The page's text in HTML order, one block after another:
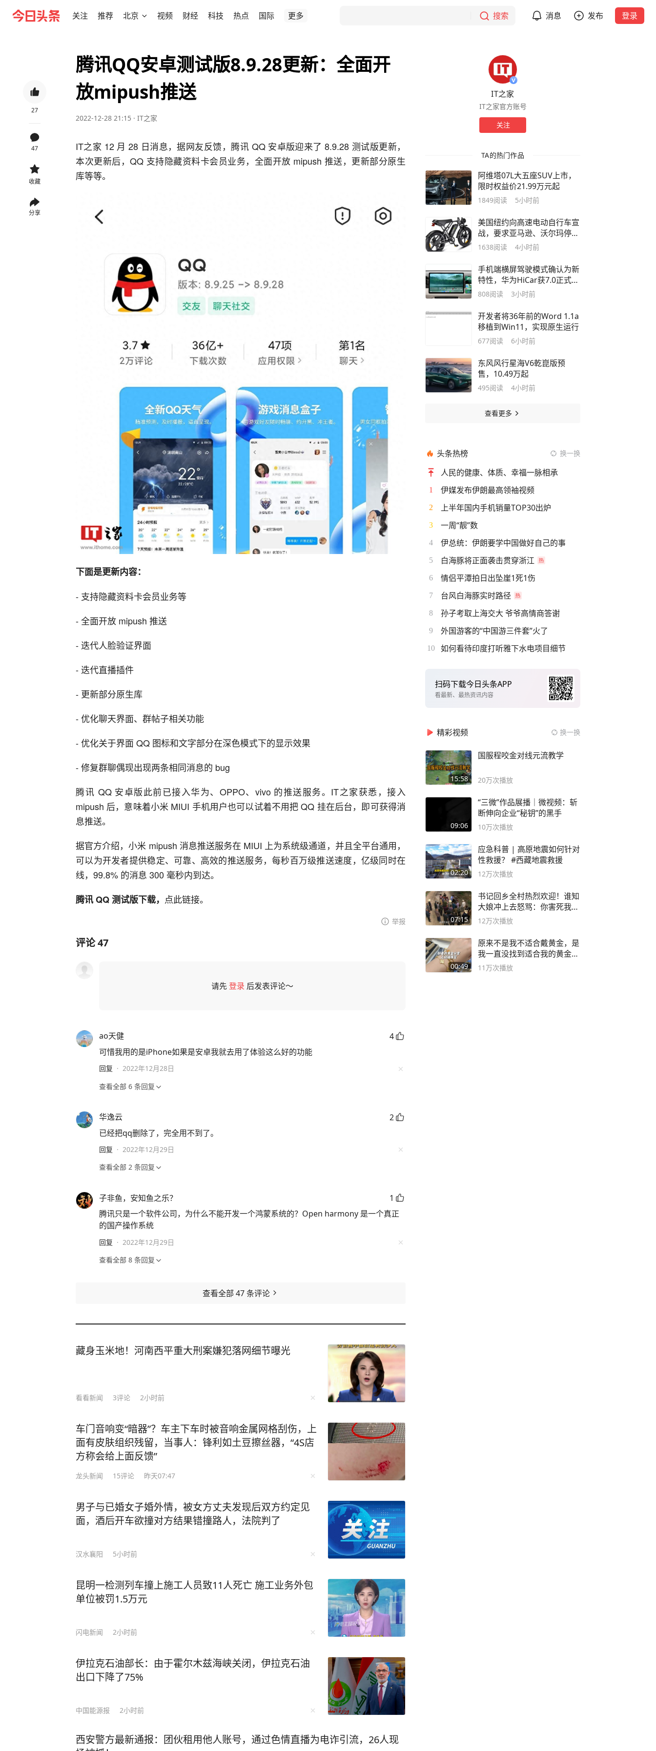
关注 推荐 北京 视频 财经 科技 热点 国际 更多 搜索 消息 发布 登录
27
47
收藏
分享
腾讯QQ安卓测试版8.9.28更新：全面开
放mipush推送
2022-12-28 21:15 · IT之家
IT之家 12 月 28 日消息，据网友反馈，腾讯 QQ 安卓版迎来了 8.9.28 测试版更新，
本次更新后，QQ 支持隐藏资料卡会员业务，全面开放 mipush 推送，更新部分原生
库等等。
下面是更新内容：
- 支持隐藏资料卡会员业务等
- 全面开放 mipush 推送
- 迭代人脸验证界面
- 迭代直播插件
- 更新部分原生库
- 优化聊天界面、群帖子相关功能
- 优化关于界面 QQ 图标和文字部分在深色模式下的显示效果
- 修复群聊偶现出现两条相同消息的 bug
腾讯 QQ 安卓版此前已接入华为、OPPO、vivo 的推送服务。IT之家获悉，接入
mipush 后， 意味着小米 MIUI 手机用户也可以试着不用把 QQ 挂在后台，即可获得消
息推送。
据官方介绍，小米 mipush 消息推送服务在 MIUI 上为系统级通道，并且全平台通用，
可以为开发者提供稳定、可靠、高效的推送服务，每秒百万级推送速度，亿级同时在
线，99.8% 的消息 300 毫秒内到达。
腾讯 QQ 测试版下载， 点此链接。
举报
评论47
请先登录 后发表评论～
ao天健
4
可惜我用的是iPhone如果是安卓我就去用了体验这么好的功能
回复 · 2022年12月28日
查看全部 6 条回复
华逸云
2
已经把qq删除了，完全用不到了。
回复 · 2022年12月29日
查看全部 2 条回复
子非鱼，安知鱼之乐？
1
腾讯只是一个软件公司，为什么不能开发一个鸿蒙系统的？Open harmony 是一个真正
的国产操作系统
回复 · 2022年12月29日
查看全部 8 条回复
查看全部 47条评论
藏身玉米地！河南西平重大刑案嫌犯落网细节曝光
看看新闻 3评论 2小时前
车门音响变“暗器”？车主下车时被音响金属网格刮伤，上
面有皮肤组织残留，当事人：锋利如土豆擦丝器，“4S店
方称会给上面反馈”
龙头新闻 15评论 昨天07:47
男子与已婚女子婚外情，被女方丈夫发现后双方约定见
面，酒后开车欲撞对方结果错撞路人，法院判了
汉水襄阳 5小时前
昆明一检测列车撞上施工人员致11人死亡 施工业务外包
单位被罚1.5万元
闪电新闻 2小时前
伊拉克石油部长：由于霍尔木兹海峡关闭，伊拉克石油
出口下降了75%
中国能源报 2小时前
西安警方最新通报：团伙租用他人账号，通过色情直播为电诈引流，26人现
IT之家
IT之家官方账号
关注
TA的热门作品
阿维塔07L大五座SUV上市，
限时权益价21.99万元起
1849阅读 5小时前
美国纽约向高速电动自行车宣
战，要求亚马逊、沃尔玛停售
相关产品
1638阅读 4小时前
手机端横屏驾驶模式确认为新
特性，华为HiCar获7.0正式版
更新
808阅读 3小时前
开发者将36年前的Word 1.1a
移植到Win11，实现原生运行
677阅读 6小时前
东风风行星海V6乾崑版预
售，10.49万起
495阅读 4小时前
查看更多
头条热榜 换一换
人民的健康、体质、幸福一脉相承
1 伊媒发布伊朗最高领袖视频
2 上半年国内手机销量TOP30出炉
3 一周“靓”数
4 伊总统：伊朗要学中国做好自己的事
5 白海豚将正面袭击贯穿浙江
6 情侣平潭拍日出坠崖1死1伤
7 台风白海豚实时路径
8 孙子考取上海交大 爷爷高情商答谢
9 外国游客的“中国游三件套”火了
10 如何看待印度打听雅下水电项目细节
扫码下载今日头条APP
看最新、最热资讯内容
精彩视频 换一换
15:58
国服程咬金对线元流教学
20万次播放
09:06
“三微”作品展播｜微视频：斩
断伸向企业“秘钥”的黑手
10万次播放
02:20
应急科普 | 高原地震如何针对
性救援？ #西藏地震救援
12万次播放
07:15
书记回乡全村热烈欢迎！谁知
大娘冲上去怒骂：你害死我儿
子
12万次播放
00:49
原来不是我不适合戴黄金，是
我一直没找到适合我的黄金
😭
11万次播放